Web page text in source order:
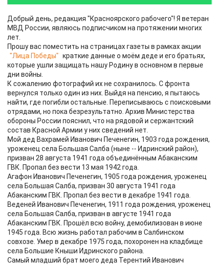
Добрый день, редакция "Красноярского рабочего"! Я ветеран
МВД России, являюсь подписчиком на протяжении многих
лет.
Прошу вас поместить на страницах газеты в рамках акции
"Лица Победы" краткие данные о моём деде и его братьях,
которые ушли защищать нашу Родину в основном в первые
дни войны.
К сожалению фотографий их не сохранилось. С фронта
вернулся только один из них. Выйдя на пенсию, я пытаюсь
найти, где погибли остальные. Переписываюсь с поисковыми
отрядами, но пока безрезультатно. Архив Министерства
обороны России пояснил, что на рядовой и сержантский
состав Красной Армии у них сведений нет.
Мой дед Вахрамей Иванович Печенегин, 1903 года рождения,
уроженец села Большая Салба (ныне -- Идринский район),
призван 28 августа 1941 года объединённым Абаканским
ГВК. Пропал без вести 13 мая 1942 года.
Агафон Иванович Печенегин, 1905 года рождения, уроженец
села Большая Салба, призван 30 августа 1941 года
Абаканским ГВК. Пропал без вести в декабре 1941 года.
Веденей Иванович Печенегин, 1911 года рождения, уроженец
села Большая Салба, призван в августе 1941 года
Абаканским ГВК. Прошёл всю войну, демобилизован в июне
1945 года. Всю жизнь работал рабочим в Салбинском
совхозе. Умер в декабре 1975 года, похоронен на кладбище
села Большие Кныши Идринского района.
Самый младший брат моего деда Терентий Иванович